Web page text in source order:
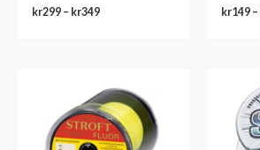
kr299 – kr349 kr149 –
kr157
til
kr319